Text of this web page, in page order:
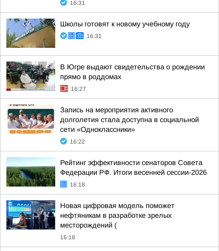
16:31
Школы готовят к новому учебному году
16:31
В Югре выдают свидетельства о рождении
прямо в роддомах
16:27
Запись на мероприятия активного
долголетия стала доступна в социальной
сети «Одноклассники»
16:22
Рейтинг эффективности сенаторов Совета
Федерации РФ. Итоги весенней сессии-2026
16:18
Новая цифровая модель поможет
нефтяникам в разработке зрелых
месторождений (
16:18